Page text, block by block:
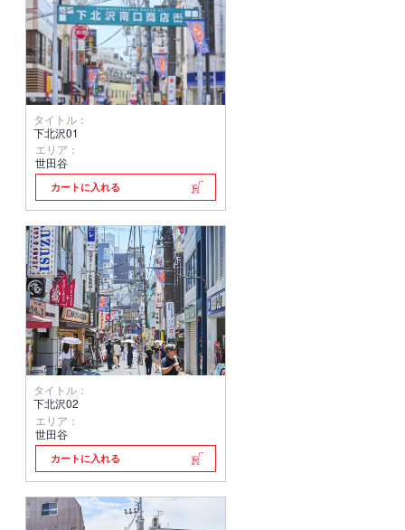
タイトル：
下北沢01
エリア：
世田谷
カートに入れる
タイトル：
下北沢02
エリア：
世田谷
カートに入れる